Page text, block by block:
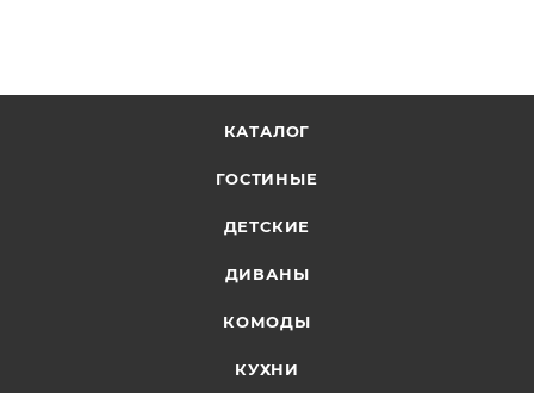
КАТАЛОГ
ГОСТИНЫЕ
ДЕТСКИЕ
ДИВАНЫ
КОМОДЫ
КУХНИ